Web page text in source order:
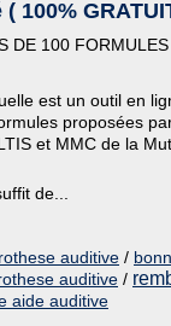
100%
DE 100 FORMULES
est un outil en
proposées
et MMC de la
de...
auditive /
auditive /
aide auditive